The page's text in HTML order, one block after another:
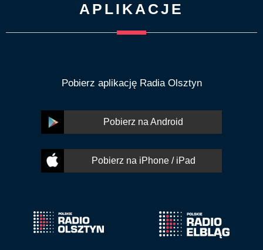
APLIKACJE
Pobierz aplikację Radia Olsztyn
Pobierz na Android
Pobierz na iPhone / iPad